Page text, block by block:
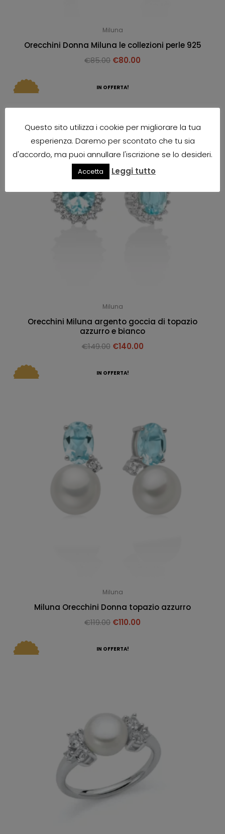
Miluna
Orecchini Donna Miluna le collezioni perle 925
€85.00 €80.00
IN OFFERTA!
Miluna
Orecchini Miluna argento goccia di topazio
azzurro e bianco
€149.00 €140.00
IN OFFERTA!
Miluna
Miluna Orecchini Donna topazio azzurro
€119.00 €110.00
IN OFFERTA!
Questo sito utilizza i cookie per migliorare la tua
esperienza. Daremo per scontato che tu sia
d'accordo, ma puoi annullare l'iscrizione se lo desideri.
Accetta Leggi tutto